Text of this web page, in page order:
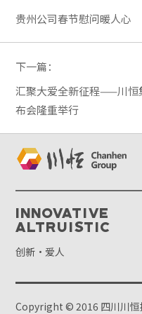
贵州公司春节慰问暖人心
下一篇：
汇聚大爱全新征程——川恒
布会隆重举行
Innovative
Altruistic
创新·爱人
Copyright © 2016 四川川恒